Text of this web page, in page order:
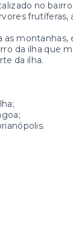
no
as
da ilha que
da ilha.